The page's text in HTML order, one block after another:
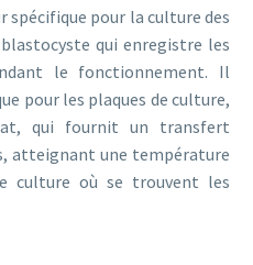
spécifique pour la culture des
qui enregistre les
le fonctionnement. Il
pour les plaques de culture,
qui fournit un transfert
atteignant une température
culture où se trouvent les